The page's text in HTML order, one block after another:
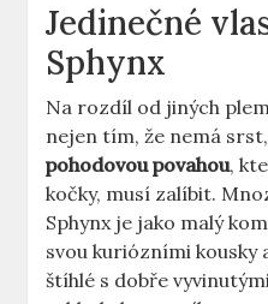
Jedinečné
Sphynx
Na rozdíl od jiných
nejen tím, že nemá
pohodovou povahou,
kočky, musí zalíbit.
Sphynx je jako malý
svou kuriózními kousky
štíhlé s dobře